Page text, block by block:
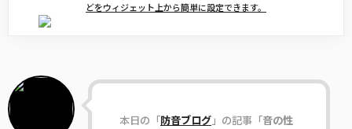
どをウィジェット上から簡単に設定できます。
本日の「防音ブログ」の記事「音の性